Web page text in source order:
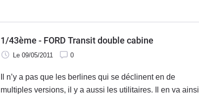
bord pour ne jamais rendre l'âme.
1/43ème - FORD Transit double cabine
Le 09/05/2011 0
Il n’y a pas que les berlines qui se déclinent en de
multiples versions, il y a aussi les utilitaires. Il en va ainsi